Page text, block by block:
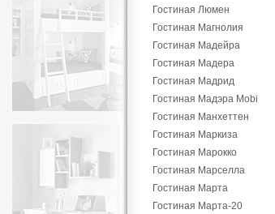
Гостиная Люмен
Гостиная Магнолия
Гостиная Мадейра
Гостиная Мадера
Гостиная Мадрид
Гостиная Мадэра Mobi
Гостиная Манхеттен
Гостиная Маркиза
Гостиная Марокко
Гостиная Марселла
Гостиная Марта
Гостиная Марта-20